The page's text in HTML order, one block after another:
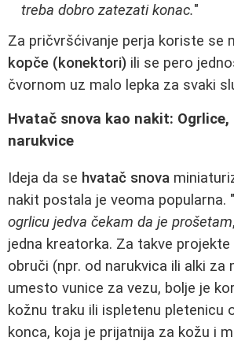
treba dobro zatezati konac."
Za pričvršćivanje perja koriste se
kopče (konektori) ili se pero
čvornom uz malo lepka za svaki
Hvatač snova kao nakit:
narukvice
Ideja da se hvatač snova
nakit postala je veoma popularna. "
ogrlicu jedva čekam da je prošetam
jedna kreatorka. Za takve
obruči (npr. od narukvica ili alki za
umesto vunice za vezu, bolje je
kožnu traku ili ispletenu pletenicu
konca, koja je prijatnija za kožu i